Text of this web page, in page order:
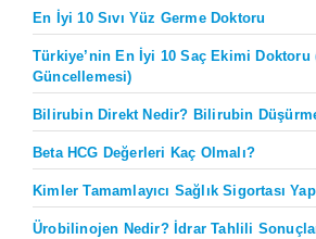
En İyi 10 Sıvı Yüz Germe Doktoru
Türkiye’nin En İyi 10 Saç Ekimi Doktoru
Güncellemesi)
Bilirubin Direkt Nedir? Bilirubin
Beta HCG Değerleri Kaç Olmalı?
Kimler Tamamlayıcı Sağlık Sigortası
Ürobilinojen Nedir? İdrar Tahlili